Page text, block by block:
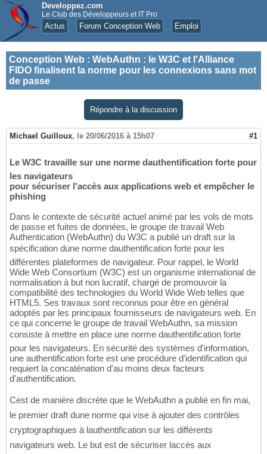
Developpez.com
Le Club des Développeurs et IT Pro
Actus Forum Conception Web Emploi
Conception Web : WebAuthn : le W3C et l'Alliance
FIDO finalisent la norme pour les connexions sans mot
de passe
Répondre à la discussion
Michael Guilloux, le 20/06/2016 à 15h07 #1
Le W3C travaille sur une norme dauthentification forte pour
les navigateurs
pour sécuriser l'accès aux applications web et empêcher le
phishing
Dans le contexte de sécurité actuel animé par les vols de mots
de passe et fuites de données, le groupe de travail Web
Authentication (WebAuthn) du W3C a publié un draft sur la
spécification dune norme dauthentification forte pour les
différentes plateformes de navigateur. Pour rappel, le World
Wide Web Consortium (W3C) est un organisme international de
normalisation à but non lucratif, chargé de promouvoir la
compatibilité des technologies du World Wide Web telles que
HTML5. Ses travaux sont reconnus pour être en général
adoptés par les principaux fournisseurs de navigateurs web. En
ce qui concerne le groupe de travail WebAuthn, sa mission
consiste à mettre en place une norme dauthentification forte
pour les navigateurs. En sécurité des systèmes d'information,
une authentification forte est une procédure d'identification qui
requiert la concaténation d'au moins deux facteurs
d'authentification.
Cest de manière discrète que le WebAuthn a publié en fin mai,
le premier draft dune norme qui vise à ajouter des contrôles
cryptographiques à lauthentification sur les différents
navigateurs web. Le but est de sécuriser laccès aux